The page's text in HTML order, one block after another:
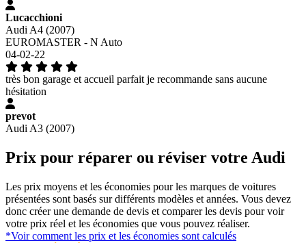
Lucacchioni
Audi A4 (2007)
EUROMASTER - N Auto
04-02-22
très bon garage et accueil parfait je recommande sans aucune
hésitation
prevot
Audi A3 (2007)
Prix pour réparer ou réviser votre Audi
Les prix moyens et les économies pour les marques de voitures
présentées sont basés sur différents modèles et années. Vous devez
donc créer une demande de devis et comparer les devis pour voir
votre prix réel et les économies que vous pouvez réaliser.
*Voir comment les prix et les économies sont calculés